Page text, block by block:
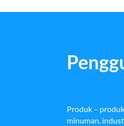
Produk –
minuman.